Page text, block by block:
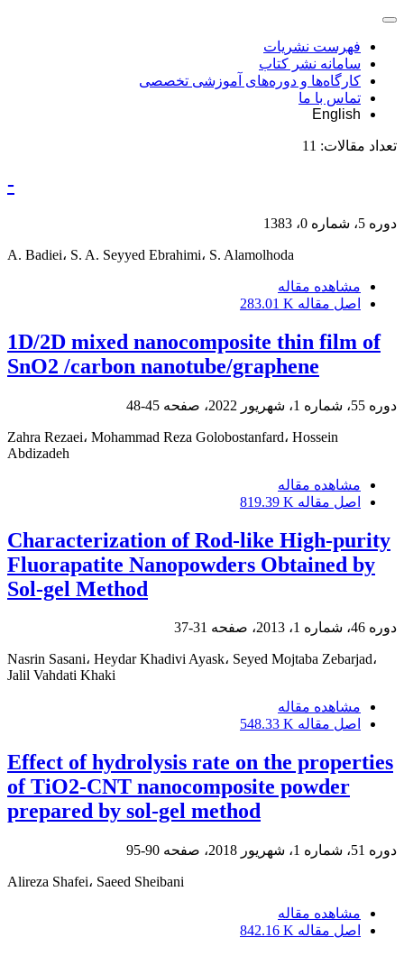
فهرست نشریات
سامانه نشر کتاب
کارگاه‌ها و دوره‌های آموزشی تخصصی
تماس با ما
English
تعداد مقالات: 11
-
دوره 5، شماره 0، 1383
A. Badiei، S. A. Seyyed Ebrahimi، S. Alamolhoda
مشاهده مقاله
اصل مقاله 283.01 K
1D/2D mixed nanocomposite thin film of
SnO2 /carbon nanotube/graphene
دوره 55، شماره 1، شهریور 2022، صفحه 45-48
Zahra Rezaei، Mohammad Reza Golobostanfard، Hossein
Abdizadeh
مشاهده مقاله
اصل مقاله 819.39 K
Characterization of Rod-like High-purity
Fluorapatite Nanopowders Obtained by
Sol-gel Method
دوره 46، شماره 1، 2013، صفحه 31-37
Nasrin Sasani، Heydar Khadivi Ayask، Seyed Mojtaba Zebarjad،
Jalil Vahdati Khaki
مشاهده مقاله
اصل مقاله 548.33 K
Effect of hydrolysis rate on the properties
of TiO2-CNT nanocomposite powder
prepared by sol-gel method
دوره 51، شماره 1، شهریور 2018، صفحه 90-95
Alireza Shafei، Saeed Sheibani
مشاهده مقاله
اصل مقاله 842.16 K